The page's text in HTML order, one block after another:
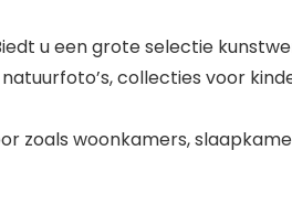
u een grote selectie
collecties voor
zoals woonkamers,